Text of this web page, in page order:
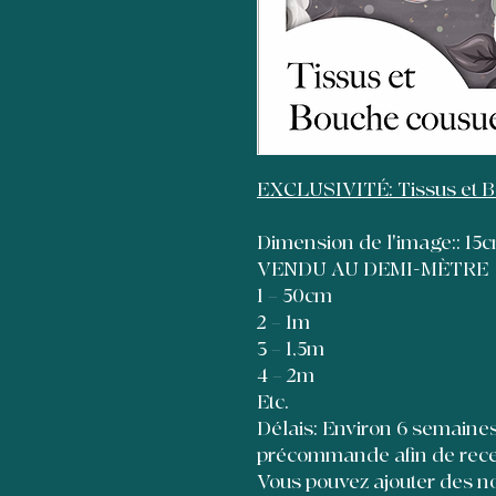
EXCLUSIVITÉ: Tissus et
Dimension de l'image::
VENDU AU DEMI-MÈTRE
1 = 50cm
2 = 1m
3 = 1,5m
4 = 2m
Etc.
Délais: Environ 6
précommande afin de
Vous pouvez ajouter des